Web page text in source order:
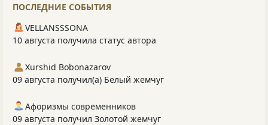
ПОСЛЕДНИЕ СОБЫТИЯ
VELLANSSSONA
10 августа получила статус автора
Xurshid Bobonazarov
09 августа получил(а) Белый жемчуг
Афоризмы современников
09 августа получил Золотой жемчуг